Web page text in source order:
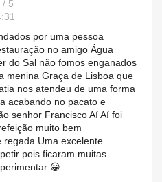
/ 5
por uma pessoa
no amigo Água
do Sal não fomos enganados
menina Graça de Lisboa que
nos atendeu de uma forma
acabando no pacato e
senhor Francisco Aí Aí foi
muito bem
regada Uma excelente
pois ficaram muitas
😀